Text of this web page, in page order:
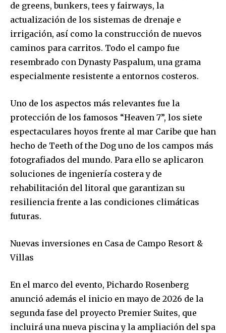
de greens, bunkers,tees y fairways, la
actualización de los sistemas de drenaje e
irrigación, así como la construcción de nuevos
caminos para carritos. Todo el campo fue
resembrado con Dynasty Paspalum, una grama
especialmente resistente a entornos costeros.
Uno de los aspectos más relevantes fue la
protección de los famosos “Heaven 7”, los siete
espectaculares hoyos frente al mar Caribe que han
hecho de Teeth of the Dog uno de los campos más
fotografiados del mundo. Para ello se aplicaron
soluciones de ingeniería costera y de
rehabilitación del litoral que garantizan su
resiliencia frente a las condiciones climáticas
futuras.
Nuevas inversiones en Casa de Campo Resort &
Villas
En el marco del evento, Pichardo Rosenberg
anunció además el inicio en mayo de 2026 de la
segunda fase del proyecto Premier Suites, que
incluirá una nueva piscina y la ampliación del spa